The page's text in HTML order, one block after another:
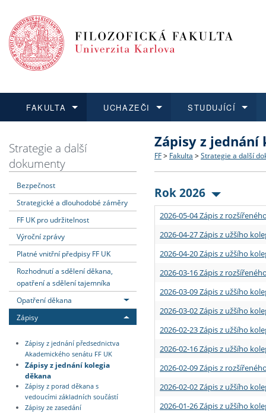
FAKULTA
Dozvědět se více
Struktura a historie
Strategie a další
Podpora a benefity pro
Absolventi fakulty
UCHAZEČI
Podat přihlášku
Co studovat a jak se
Učitelské studijní
Informace k průběhu
STUDUJÍCÍ
Dozvědět se více
Bakalářské a magisterské
Doktorské studium
Rigorózní řízení
Dozvědět se více
O vědě a výzkumu na FF
Akademické kvalifikace
Granty a projekty
Dozvědět se více
Aktuální nabídky a
Vyjíždějící studenti
Přijíždějící studenti
Vyjíždějící zaměstnanci
Strategie a další
dokumenty
Bezpečnost
Strategické a dlouhodobé záměry
FF UK pro udržitelnost
Výroční zprávy
Platné vnitřní předpisy FF UK
Rozhodnutí a sdělení děkana,
opatření a sdělení tajemníka
Opatření děkana
Zápisy
Zápisy z jednání předsednictva
Akademického senátu FF UK
Zápisy z jednání kolegia
děkana
Zápisy z porad děkana s
vedoucími základních součástí
Zápisy ze zasedání
Zápisy z jednání
FF > Fakulta > Strategie a další
Rok 2026
2026-05-04 Zápis z
2026-04-27 Zápis z užšího
2026-04-20 Zápis z užšího
2026-03-16 Zápis z
2026-03-09 Zápis z užšího
2026-03-02 Zápis z užšího
2026-02-23 Zápis z užšího
2026-02-16 Zápis z užšího
2026-02-09 Zápis z
2026-02-02 Zápis z užšího
2026-01-26 Zápis z užšího